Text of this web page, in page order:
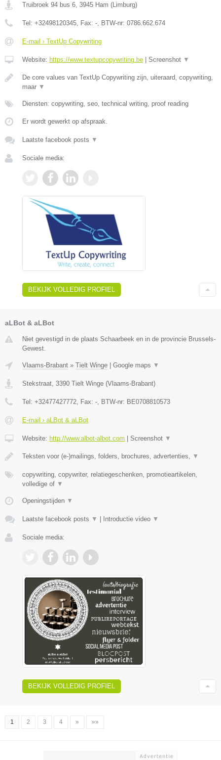
Truibroek 94 bus 6 3945 Ham ( Limburg)
Tel: +32498120345 , Fax: - , BTW-nr: 0786.662.674
E-mail › TextUp Copywriting
Website: https://www.textupcopywriting.be Screenshot ▼
De core values van TextUp Copywriting zijn, uiteraard, copywriting,
maar ▼
Diensten: copywriting, seo, technical writing, proof reading
Er wordt gewerkt op afspraak.
Laatste facebook posts ▼
Sociale media:
BEKIJK VOLLEDIG PROFIEL
aLBot & aLBot
Niet gevestigd in de plaats Schaarbeek en in de provincie Brussels-
Gewest.
Vlaams-Brabant » Tielt Winge | Google maps ▼
Stekstraat 3390 Tielt Winge (Vlaams-Brabant)
Tel: +32477427772 , Fax: - , BTW-nr: BE0708810573
E-mail › aLBot & aLBot
Website: http://www.albot-albot.com | Screenshot ▼
Teksten voor (e-)mailings, folders, brochures, advertenties, ▼
copywriting, copywriter, relatiegeschenken, promotieartikelen,
volledige of ▼
Openingstijden ▼
Laatste facebook posts ▼ | Introductie video ▼
Sociale media:
BEKIJK VOLLEDIG PROFIEL
1 2 3 4 » »»